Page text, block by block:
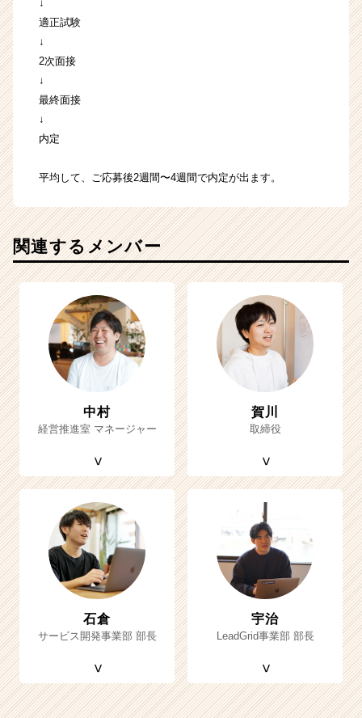
↓
適正試験
↓
2次面接
↓
最終面接
↓
内定
平均して、ご応募後2週間〜4週間で内定が出ます。
関連するメンバー
中村
経営推進室 マネージャー
賀川
取締役
石倉
サービス開発事業部 部長
宇治
LeadGrid事業部 部長